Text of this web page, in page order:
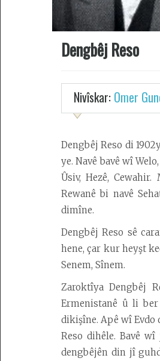
AmadekarîyêDengbêj Reso
Nivîskar: Omer
Dengbêj Reso di
ye. Navê bavê wî
Ûsiv, Hezê,
Rewanê bi navê
dimîne.
Dengbêj Reso sê
hene, çar kur heyşt
Senem, Sînem.
Zaroktîya Dengbêj
Ermenistanê û li
dikişîne. Apê wî Evdo
Reso dihêle. Bavê
dengbêjên din jî